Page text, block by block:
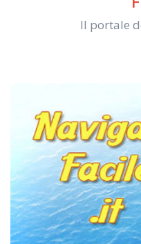
Il portale